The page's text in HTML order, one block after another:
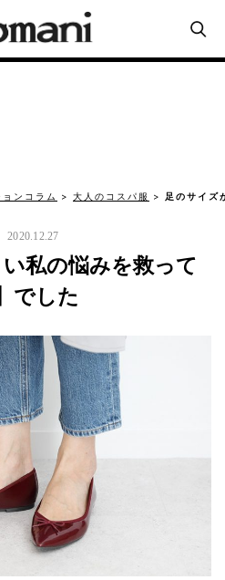
ンコラム 大人のコスパ服 足のサイズ
2020.12.27
私の悩みを救って
でした